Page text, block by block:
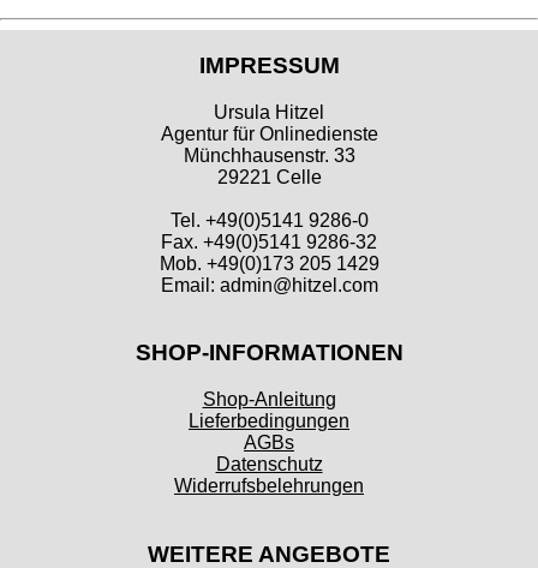
IMPRESSUM
Ursula Hitzel
Agentur für Onlinedienste
Münchhausenstr. 33
29221 Celle
Tel. +49(0)5141 9286-0
Fax. +49(0)5141 9286-32
Mob. +49(0)173 205 1429
Email: admin@hitzel.com
SHOP-INFORMATIONEN
Shop-Anleitung
Lieferbedingungen
AGBs
Datenschutz
Widerrufsbelehrungen
WEITERE ANGEBOTE